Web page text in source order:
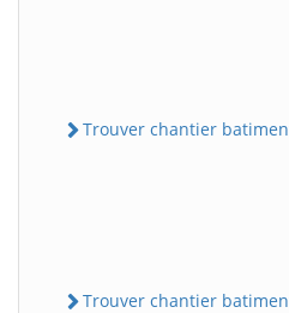
Trouver chantier batiment
Trouver chantier batiment